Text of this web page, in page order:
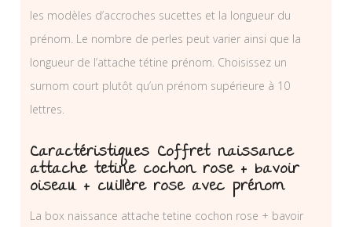
les modèles d’accroches sucettes et la longueur du
prénom. Le nombre de perles peut varier ainsi que la
longueur de l’attache tétine prénom. Choisissez un
surnom court plutôt qu’un prénom supérieure à 10
lettres.
Caractéristiques Coffret naissance
attache tetine cochon rose + bavoir
oiseau + cuillère rose avec prénom
La box naissance attache tetine cochon rose + bavoir